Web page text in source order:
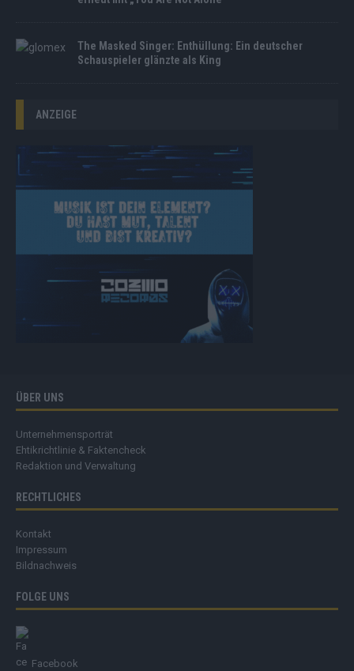
The Masked Singer: Enthüllung: Ein deutscher
Schauspieler glänzte als King
ANZEIGE
ÜBER UNS
Unternehmensporträt
Ehtikrichtlinie & Faktencheck
Redaktion und Verwaltung
RECHTLICHES
Kontakt
Impressum
Bildnachweis
FOLGE UNS
Facebook